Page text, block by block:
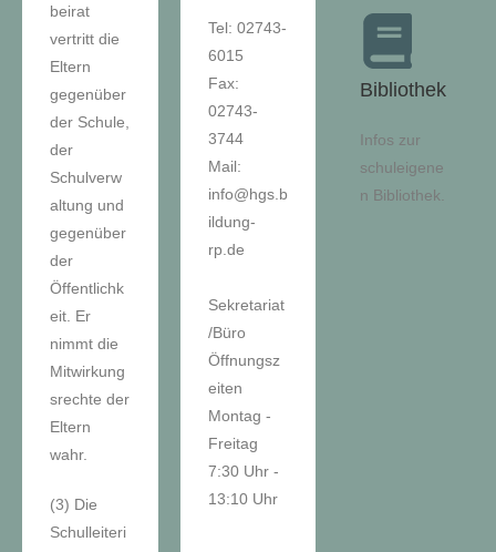
Tel: 02743-
6015
Fax:
02743-
3744
Mail:
info@hgs.b
ildung-
rp.de
Sekretariat
/Büro
Öffnungsz
eiten
Montag -
Freitag
7:30 Uhr -
13:10 Uhr
beirat
vertritt die
Eltern
gegenüber
der Schule,
der
Schulverw
altung und
gegenüber
der
Öffentlichk
eit. Er
nimmt die
Mitwirkung
srechte der
Eltern
wahr.
(3) Die
Schulleiteri
Bibliothek
Infos zur
schuleigene
n Bibliothek.